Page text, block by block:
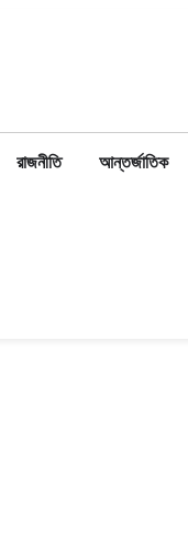
রাজনীতি আন্তর্জাতিক